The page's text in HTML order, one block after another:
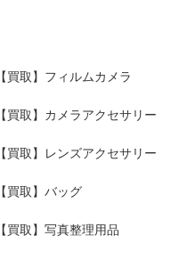
【買取】フィルムカメラ
【買取】カメラアクセサリー
【買取】レンズアクセサリー
【買取】バッグ
【買取】写真整理用品